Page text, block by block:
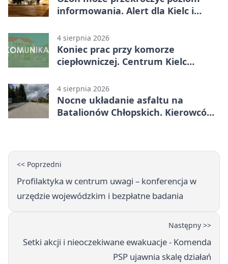
informowania. Alert dla Kielc i
4 sierpnia 2026
Koniec prac przy komorze
ciepłowniczej. Centrum Kielc
4 sierpnia 2026
Nocne układanie asfaltu na
Batalionów Chłopskich. Kierowców
<< Poprzedni
Profilaktyka w centrum uwagi – konferencja w
urzędzie wojewódzkim i bezpłatne badania
Następny >>
Setki akcji i nieoczekiwane ewakuacje - Komenda
PSP ujawnia skalę działań